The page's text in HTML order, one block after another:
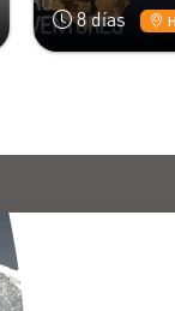
8 días Huayhuash